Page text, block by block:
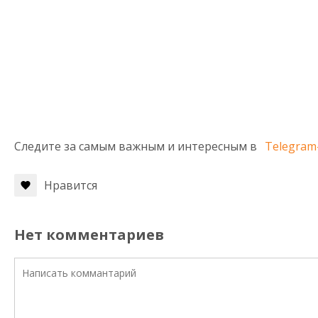
Следите за самым важным и интересным в
Нравится
Нет комментариев